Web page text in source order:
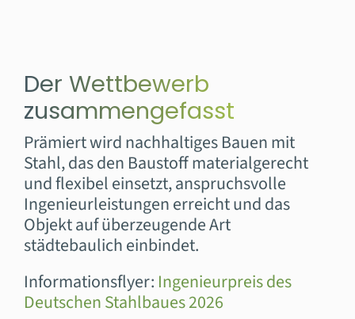
Der Wettbewerb
zusammengefasst
Prämiert wird nachhaltiges Bauen mit
Stahl, das den Baustoff materialgerecht
und flexibel einsetzt, anspruchsvolle
Ingenieurleistungen erreicht und das
Objekt auf überzeugende Art
städtebaulich einbindet.
Informationsflyer: Ingenieurpreis des
Deutschen Stahlbaues 2026